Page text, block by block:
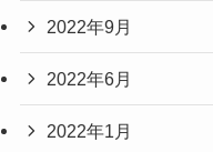
2022年9月
2022年6月
2022年1月